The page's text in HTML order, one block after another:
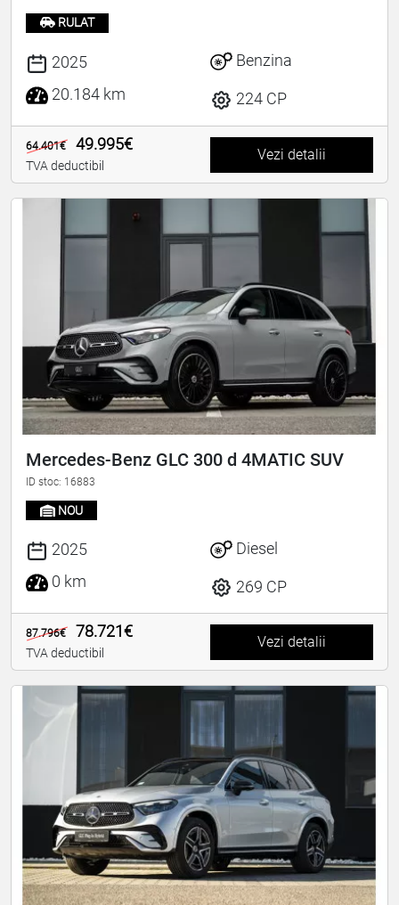
RULAT
2025
20.184 km
Benzina
224 CP
64.401€ 49.995€
TVA deductibil
Vezi detalii
Mercedes-Benz GLC 300 d 4MATIC SUV
ID stoc: 16883
NOU
2025
0 km
Diesel
269 CP
87.796€ 78.721€
TVA deductibil
Vezi detalii